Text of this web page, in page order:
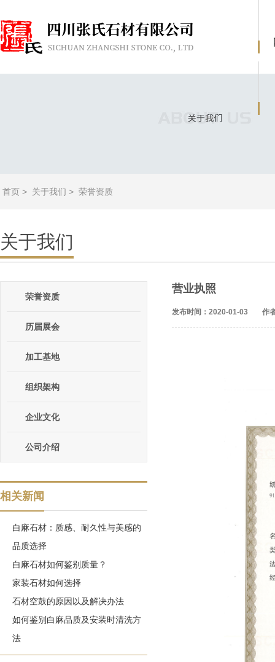
首页 > 关于我们 > 荣誉资质
关于我们
荣誉资质
历届展会
加工基地
组织架构
企业文化
公司介绍
相关新闻
白麻石材：质感、耐久性与美感的
品质选择
白麻石材如何鉴别质量？
家装石材如何选择
石材空鼓的原因以及解决办法
如何鉴别白麻品质及安装时清洗方
法
营业执照
发布时间：2020-01-03 作